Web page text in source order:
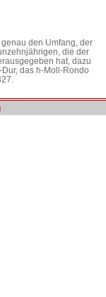
den Umfang, der
die der
hat, dazu
das h-Moll-Rondo